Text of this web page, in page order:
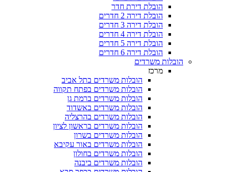
הובלת דירת חדר
הובלת דירה 2 חדרים
הובלת דירה 3 חדרים
הובלת דירה 4 חדרים
הובלת דירה 5 חדרים
הובלת דירה 6 חדרים
הובלות משרדים
מרכז
הובלות משרדים בתל אביב
הובלות משרדים בפתח תקווה
הובלות משרדים ברמת גן
הובלות משרדים באשדוד
הובלות משרדים בהרצליה
הובלות משרדים בראשון לציון
הובלות משרדים בשרון
הובלות משרדים באור עקיבא
הובלות משרדים בחולון
הובלות משרדים ביבנה